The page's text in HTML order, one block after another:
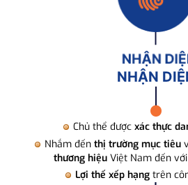
NHẬN
Chủ thể được xác thực
Nhắm đến thị trường mục tiêu
thương hiệuViệt Nam đến
Lợi thế xếp hạng trên